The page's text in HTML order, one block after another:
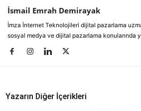
İsmail Emrah Demirayak
İmza İnternet Teknolojileri dijital pazarlama
sosyal medya ve dijital pazarlama konularında
Yazarın Diğer İçerikleri